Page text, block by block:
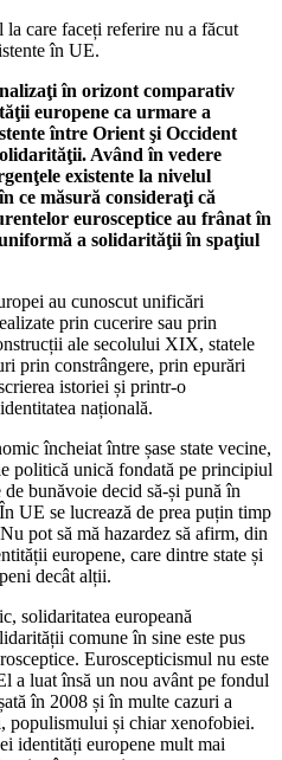
care faceți referire nu a făcut
în UE.
în orizont comparativ
europene ca urmare a
între Orient şi Occident
Având în vedere
existente la nivelul
ce măsură consideraţi că
eurosceptice au frânat în
a solidarităţii în spaţiul
au cunoscut unificări
prin cucerire sau prin
ale secolului XIX, statele
prin constrângere, prin epurări
istoriei și printr-o
națională.
încheiat între șase state vecine,
politică unică fondată pe principiul
bunăvoie decid să-și pună în
UE se lucrează de prea puțin timp
pot să mă hazardez să afirm, din
europene, care dintre state și
decât alții.
solidaritatea europeană
comune în sine este pus
Euroscepticismul nu este
a luat însă un nou avânt pe fondul
în 2008 și în multe cazuri a
populismului și chiar xenofobiei.
identități europene mult mai